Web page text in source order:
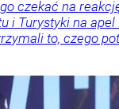
czekać na
i Turystyki na apel
to, czego